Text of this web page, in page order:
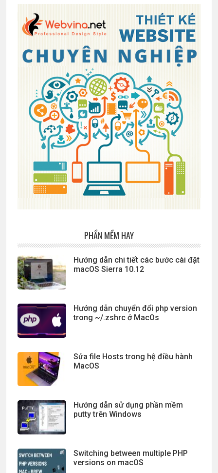
PHẦN MỀM HAY
Hướng dẫn chi tiết các bước cài đặt
macOS Sierra 10.12
Hướng dẫn chuyển đổi php version
trong ~/.zshrc ở MacOs
Sửa file Hosts trong hệ điều hành
MacOS
Hướng dẫn sử dụng phần mềm
putty trên Windows
Switching between multiple PHP
versions on macOS